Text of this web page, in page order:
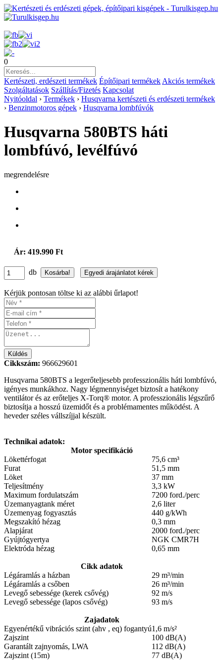
0
Kertészeti, erdészeti termékek Építőipari termékek Akciós termékek
Szolgáltatások Szállítás/Fizetés Kapcsolat
Nyitóoldal › Termékek › Husqvarna kertészeti és erdészeti termékek
› Benzinmotoros gépek › Husqvarna lombfúvók
Husqvarna 580BTS háti
lombfúvó, levélfúvó
megrendelésre
Ár: 419.990 Ft
db
Kérjük pontosan töltse ki az alábbi űrlapot!
Cikkszám: 966629601
Husqvarna 580BTS a legerőteljesebb professzionális háti lombfúvó,
igényes munkákhoz. Nagy légmennyiséget biztosít a hatékony
ventilátor és az erőteljes X-Torq® motor. A professzionális légszűrő
biztosítja a hosszú üzemidőt és a problémamentes működést. A
heveder széles vállszíjjal készült.
Technikai adatok:
Motor specifikáció
Lökettérfogat
75,6 cm³
Furat
51,5 mm
Löket
37 mm
Teljesítmény
3,3 kW
Maximum fordulatszám
7200 ford./perc
Üzemanyagtank méret
2,6 liter
Üzemenyag fogyasztás
440 g/kWh
Megszakító hézag
0,3 mm
Alapjárat
2000 ford./perc
Gyújtógyertya
NGK CMR7H
Elektróda hézag
0,65 mm
Cikk adatok
Légáramlás a házban
29 m³/min
Légáramlás a csőben
26 m³/min
Levegő sebessége (kerek csővég)
92 m/s
Levegő sebessége (lapos csővég)
93 m/s
Zajadatok
Egyenértékű vibrációs szint (ahv , eq) fogantyú1,6 m/s²
Zajszint
100 dB(A)
Garantált zajnyomás, LWA
112 dB(A)
Zajszint (15m)
77 dB(A)